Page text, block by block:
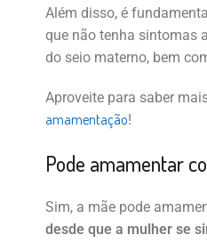
Além disso, é
que não tenha sintomas
do seio materno, bem
Aproveite para saber
amamentação!
Pode amamentar
Sim, a mãe pode
desde que a mulher se